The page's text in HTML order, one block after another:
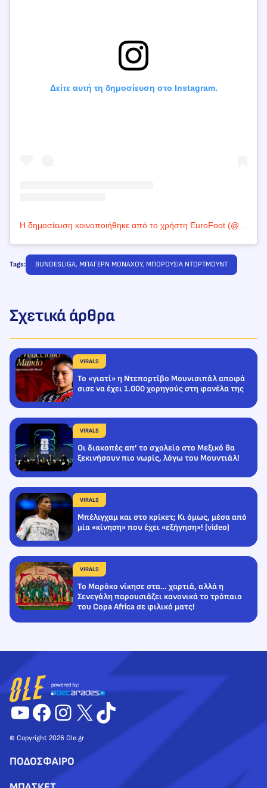
Δείτε αυτή τη δημοσίευση στο Instagram.
Η δημοσίευση κοινοποιήθηκε από το χρήστη EuroFoot (@eurofootcom)
Tags: BUNDESLIGA, ΜΠΑΓΕΡΝ ΜΟΝΑΧΟΥ, ΜΠΟΡΟΥΣΙΑ ΝΤΟΡΤΜΟΥΝΤ
Σχετικά άρθρα
VIRALS
To «γιατί» η Ντεπορτίβο Μουνισιπάλ αποφά
σισε να έχει 1.000 χορηγούς στη φανέλα της
VIRALS
Οι διακοπές απ’ το σχολείο στο Μεξικό θα
ξεκινήσουν πιο νωρίς, λόγω του Μουντιάλ!
VIRALS
Μπέλιγχαμ και στο κρίκετ; Κι όμως, μέσα από
μία «κίνηση» που έχει «εξήγηση»! (video)
VIRALS
Το Μαρόκο νίκησε στα… χαρτιά, αλλά η
Σενεγάλη παρουσιάζει κανονικά το τρόπαιο
του Copa Africa σε φιλικό ματς!
YouTube
Facebook
Instagram
X TikTok
© Copyright 2026 Ole.gr
ΠΟΔΟΣΦΑΙΡΟ